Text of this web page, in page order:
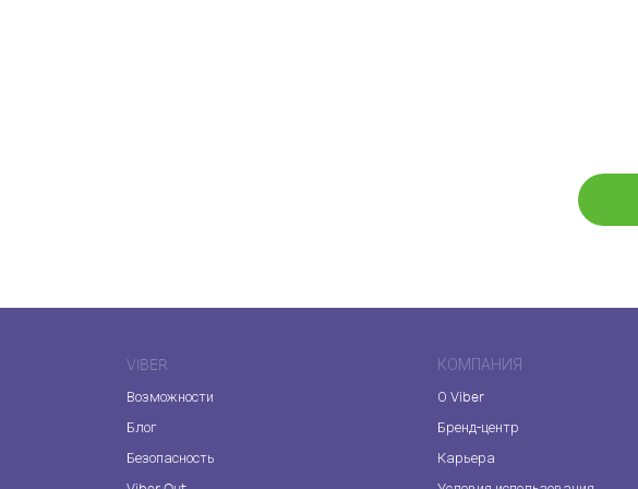
VIBER
Возможности
Блог
Безопасность
КОМПАНИЯ
О Viber
Бренд-центр
Карьера